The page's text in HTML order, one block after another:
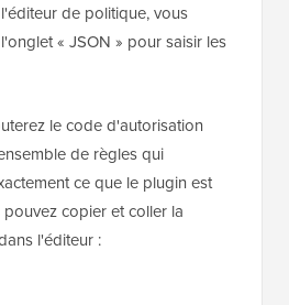
de politique, vous
« JSON » pour saisir les
le code d'autorisation
de règles qui
ce que le plugin est
copier et coller la
l'éditeur :